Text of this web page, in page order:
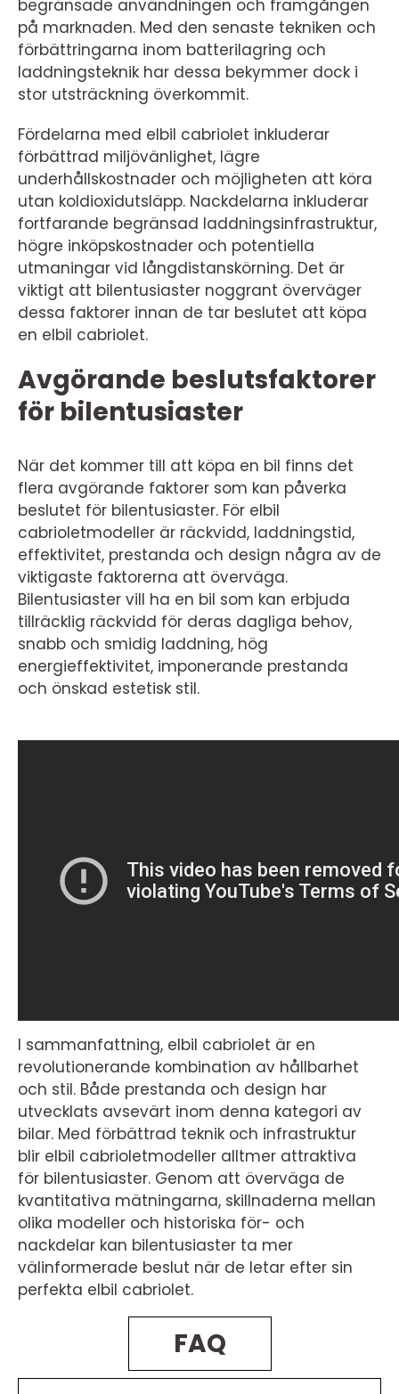
begränsade användningen och framgången
på marknaden. Med den senaste tekniken och
förbättringarna inom batterilagring och
laddningsteknik har dessa bekymmer dock i
stor utsträckning överkommit.
Fördelarna med elbil cabriolet inkluderar
förbättrad miljövänlighet, lägre
underhållskostnader och möjligheten att köra
utan koldioxidutsläpp. Nackdelarna inkluderar
fortfarande begränsad laddningsinfrastruktur,
högre inköpskostnader och potentiella
utmaningar vid långdistanskörning. Det är
viktigt att bilentusiaster noggrant överväger
dessa faktorer innan de tar beslutet att köpa
en elbil cabriolet.
Avgörande beslutsfaktorer
för bilentusiaster
När det kommer till att köpa en bil finns det
flera avgörande faktorer som kan påverka
beslutet för bilentusiaster. För elbil
cabrioletmodeller är räckvidd, laddningstid,
effektivitet, prestanda och design några av de
viktigaste faktorerna att överväga.
Bilentusiaster vill ha en bil som kan erbjuda
tillräcklig räckvidd för deras dagliga behov,
snabb och smidig laddning, hög
energieffektivitet, imponerande prestanda
och önskad estetisk stil.
I sammanfattning, elbil cabriolet är en
revolutionerande kombination av hållbarhet
och stil. Både prestanda och design har
utvecklats avsevärt inom denna kategori av
bilar. Med förbättrad teknik och infrastruktur
blir elbil cabrioletmodeller alltmer attraktiva
för bilentusiaster. Genom att överväga de
kvantitativa mätningarna, skillnaderna mellan
olika modeller och historiska för- och
nackdelar kan bilentusiaster ta mer
välinformerade beslut när de letar efter sin
perfekta elbil cabriolet.
FAQ